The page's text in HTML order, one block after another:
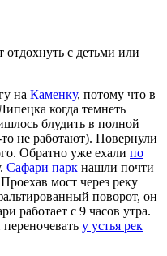
отдохнуть с детьми или
на Каменку, потому что в
когда темнеть
блудить в полной
не работают). Повернули
Обратно уже ехали по
Сафари парк нашли почти
мост через реку
поворот, он
работает с 9 часов утра.
у устья рек